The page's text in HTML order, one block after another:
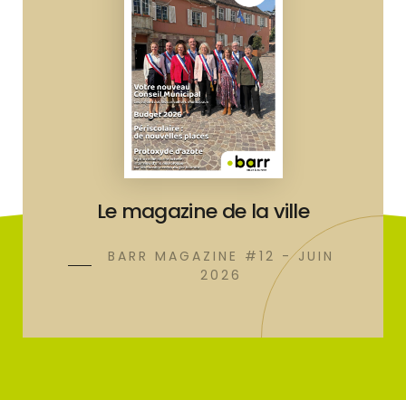
Le magazine de la ville
BARR MAGAZINE #12 - JUIN
2026